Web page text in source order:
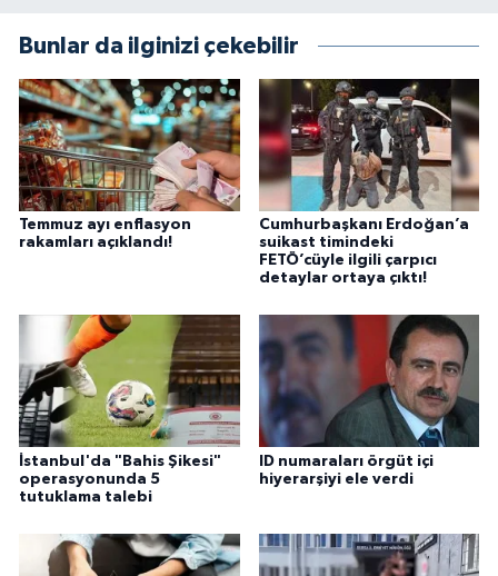
Bunlar da ilginizi çekebilir
Temmuz ayı enflasyon
rakamları açıklandı!
Cumhurbaşkanı Erdoğan’a
suikast timindeki
FETÖ’cüyle ilgili çarpıcı
detaylar ortaya çıktı!
İstanbul'da "Bahis Şikesi"
operasyonunda 5
tutuklama talebi
ID numaraları örgüt içi
hiyerarşiyi ele verdi